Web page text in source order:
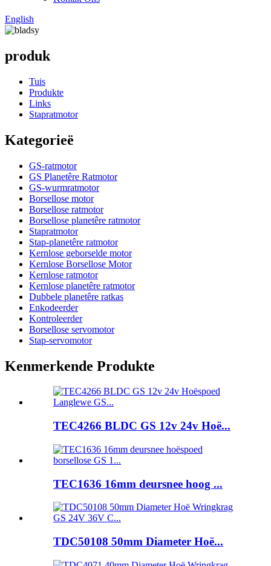
English
produk
Tuis
Produkte
Links
Stapratmotor
Kategorieë
GS-ratmotor
GS Planetêre Ratmotor
GS-wurmratmotor
Borsellose motor
Borsellose ratmotor
Borsellose planetêre ratmotor
Stapratmotor
Stap-planetêre ratmotor
Kernlose geborselde motor
Kernlose Borsellose Motor
Kernlose ratmotor
Kernlose planetêre ratmotor
Dubbele planetêre ratkas
Enkodeerder
Kontroleerder
Borsellose servomotor
Stap-servomotor
Kenmerkende Produkte
TEC4266 BLDC GS 12v 24v Hoë...
TEC1636 16mm deursnee hoog ...
TDC50108 50mm Diameter Hoë...